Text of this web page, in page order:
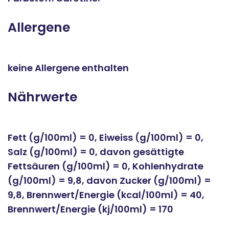
Allergene
keine Allergene enthalten
Nährwerte
Fett (g/100ml) = 0, Eiweiss (g/100ml) = 0,
Salz (g/100ml) = 0, davon gesättigte
Fettsäuren (g/100ml) = 0, Kohlenhydrate
(g/100ml) = 9,8, davon Zucker (g/100ml) =
9,8, Brennwert/Energie (kcal/100ml) = 40,
Brennwert/Energie (kj/100ml) = 170